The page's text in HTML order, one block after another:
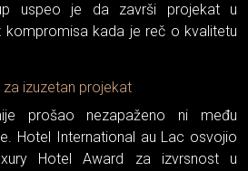
uspeo je da završi projekat u
kompromisa kada je reč o kvalitetu
izuzetan projekat
prošao nezapaženo ni među
Hotel International au Lac osvojio
Hotel Award za izvrsnost u